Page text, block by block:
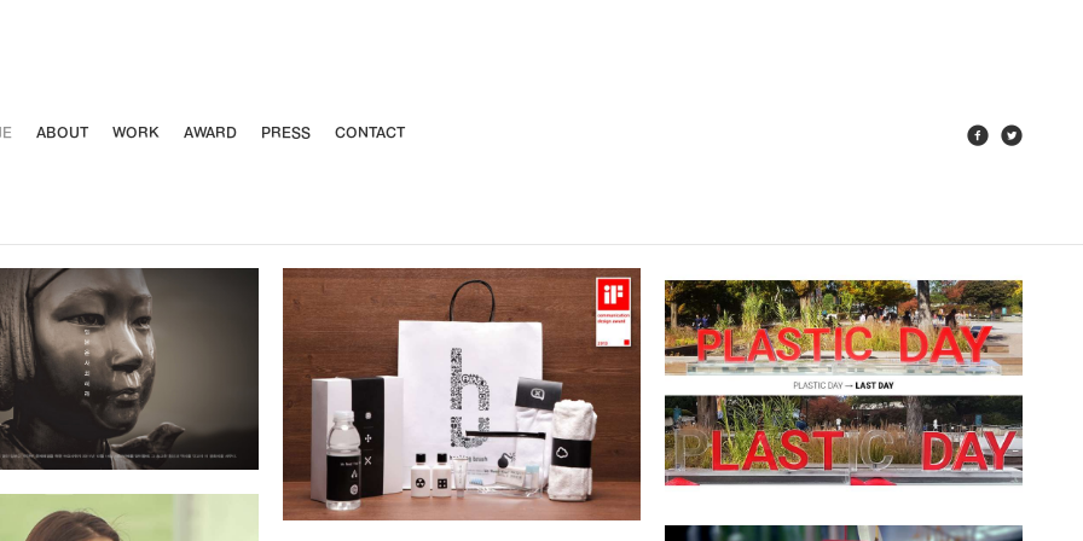
ABOUT WORK AWARD PRESS CONTACT